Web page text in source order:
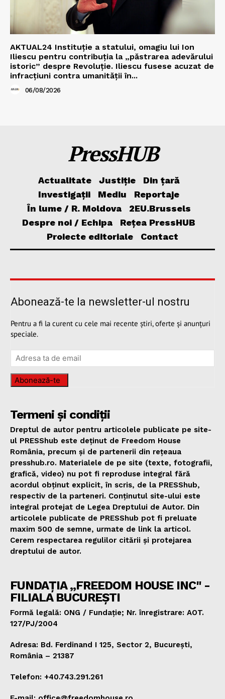
AKTUAL24 Instituție a statului, omagiu lui Ion
Iliescu pentru contribuția la „păstrarea adevărului
istoric” despre Revoluție. Iliescu fusese acuzat de
infracțiuni contra umanității în...
06/08/2026
PressHUB
Actualitate Justiție
Din țară
Investigații
Mediu
Reportaje
În lume / R. Moldova
2EU.Brussels
Despre noi / Echipa
Rețea PressHUB
Proiecte editoriale
Contact
Abonează-te la newsletter-ul nostru
Pentru a fi la curent cu cele mai recente știri, oferte și anunțuri
speciale.
Abonează-te
Termeni și condiții
Dreptul de autor pentru articolele publicate pe site-
ul PRESShub este deținut de Freedom House
România, precum și de partenerii din rețeaua
presshub.ro. Materialele de pe site (texte, fotografii,
grafică, video) nu pot fi reproduse integral fără
acordul obținut explicit, în scris, de la PRESShub,
respectiv de la parteneri. Conținutul site-ului este
integral protejat de Legea Dreptului de Autor. Din
articolele publicate de PRESShub pot fi preluate
maxim 500 de semne, urmate de link la articol.
Cerem respectarea regulilor citării și protejarea
dreptului de autor.
FUNDAȚIA „FREEDOM HOUSE INC" -
FILIALA BUCUREȘTI
Formă legală: ONG / Fundație; Nr. înregistrare: AOT.
127/PJ/2004
Adresa: Bd. Ferdinand I 125, Sector 2, București,
România – 21387
Telefon: +40.743.291.261